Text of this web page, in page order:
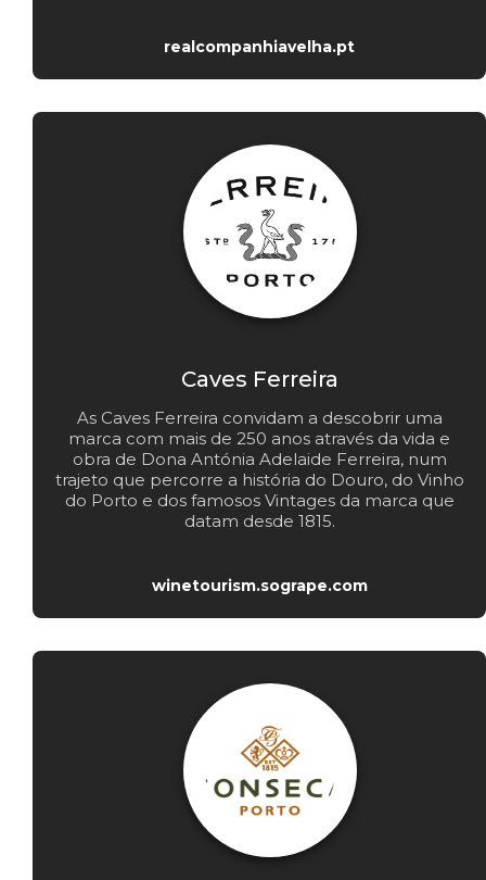
realcompanhiavelha.pt
Caves Ferreira
As Caves Ferreira convidam a descobrir uma
marca com mais de 250 anos através da vida e
obra de Dona Antónia Adelaide Ferreira, num
trajeto que percorre a história do Douro, do Vinho
do Porto e dos famosos Vintages da marca que
datam desde 1815.
winetourism.sogrape.com